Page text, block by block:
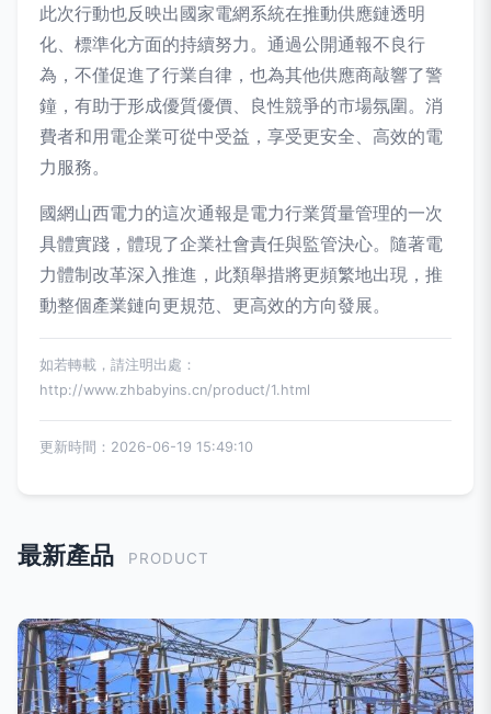
此次行動也反映出國家電網系統在推動供應鏈透明
化、標準化方面的持續努力。通過公開通報不良行
為，不僅促進了行業自律，也為其他供應商敲響了警
鐘，有助于形成優質優價、良性競爭的市場氛圍。消
費者和用電企業可從中受益，享受更安全、高效的電
力服務。
國網山西電力的這次通報是電力行業質量管理的一次
具體實踐，體現了企業社會責任與監管決心。隨著電
力體制改革深入推進，此類舉措將更頻繁地出現，推
動整個產業鏈向更規范、更高效的方向發展。
如若轉載，請注明出處：
http://www.zhbabyins.cn/product/1.html
更新時間：2026-06-19 15:49:10
最新產品 PRODUCT